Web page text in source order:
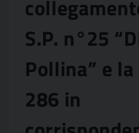
S.P. n°25
Pollina” e la
286 in